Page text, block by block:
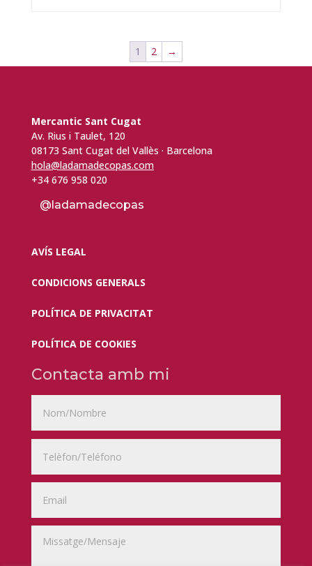
1 2 →
Mercantic Sant Cugat
Av. Rius i Taulet, 120
08173 Sant Cugat del Vallès · Barcelona
hola@ladamadecopas.com
+34 676 958 020
@ladamadecopas
AVÍS LEGAL
CONDICIONS GENERALS
POLÍTICA DE PRIVACITAT
POLÍTICA DE COOKIES
Contacta amb mi